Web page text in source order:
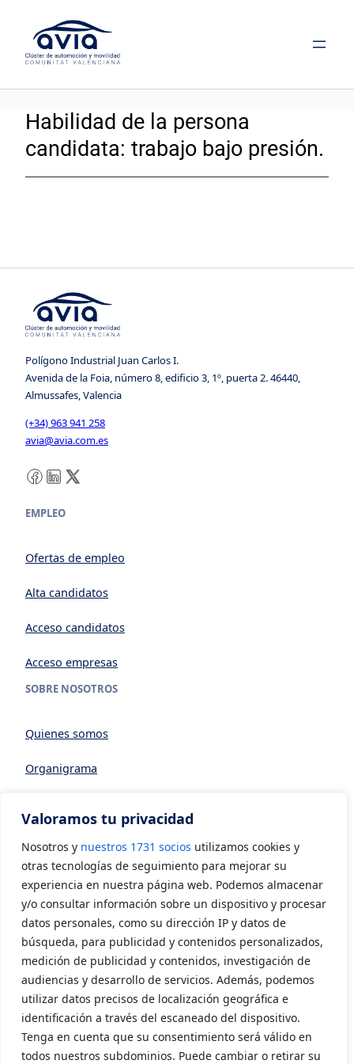
Valoramos tu privacidad
Nosotros y nuestros 1731 socios utilizamos cookies y
otras tecnologías de seguimiento para mejorar su
experiencia en nuestra página web. Podemos almacenar
y/o consultar información sobre un dispositivo y procesar
datos personales, como su dirección IP y datos de
búsqueda, para publicidad y contenidos personalizados,
medición de publicidad y contenidos, investigación de
audiencias y desarrollo de servicios. Además, podemos
utilizar datos precisos de localización geográfica e
identificación a través del escaneado del dispositivo.
Tenga en cuenta que su consentimiento será válido en
todos nuestros subdominios. Puede cambiar o retirar su
contenido
Habilidad de la persona
candidata: trabajo bajo presión.
Polígono Industrial Juan Carlos I.
Avenida de la Foia, número 8, edificio 3, 1º, puerta 2. 46440,
Almussafes, Valencia
(+34) 963 941 258
avia@avia.com.es
Facebook LinkedIn X
EMPLEO
Ofertas de empleo
Alta candidatos
Acceso candidatos
Acceso empresas
SOBRE NOSOTROS
Quienes somos
Organigrama
Asociarse a AVIA
CONTACTO
Contacto
LEGAL
Aviso Legal
Política de privacidad
Política de cookies